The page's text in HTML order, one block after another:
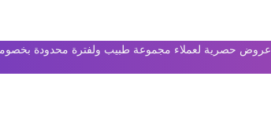
عروض حصرية لعملاء مجموعة طبيب ولفترة محدودة بخصومات